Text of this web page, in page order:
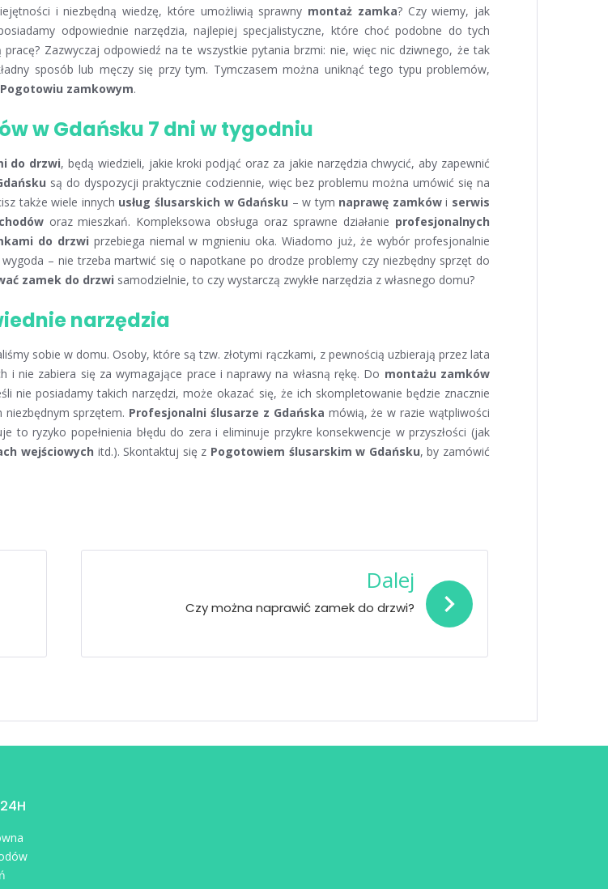
i niezbędną wiedzę, które umożliwią sprawny montaż zamka? Czy wiemy, jak
odpowiednie narzędzia, najlepiej specjalistyczne, które choć podobne do tych
Zazwyczaj odpowiedź na te wszystkie pytania brzmi: nie, więc nic dziwnego, że tak
sposób lub męczy się przy tym. Tymczasem można uniknąć tego typu problemów,
Pogotowiu zamkowym.
w Gdańsku 7 dni w tygodniu
do drzwi, będą wiedzieli, jakie kroki podjąć oraz za jakie narzędzia chwycić, aby zapewnić
są do dyspozycji praktycznie codziennie, więc bez problemu można umówić się na
także wiele innych usług ślusarskich w Gdańsku – w tym naprawę zamkówi serwis
oraz mieszkań. Kompleksowa obsługa oraz sprawne działanie profesjonalnych
do drzwi przebiega niemal w mgnieniu oka. Wiadomo już, że wybór profesjonalnie
– nie trzeba martwić się o napotkane po drodze problemy czy niezbędny sprzęt do
zamek do drzwi samodzielnie, to czy wystarczą zwykłe narzędzia z własnego domu?
narzędzia
sobie w domu. Osoby, które są tzw. złotymi rączkami, z pewnością uzbierają przez lata
nie zabiera się za wymagające prace i naprawy na własną rękę. Do montażu zamków
nie posiadamy takich narzędzi, może okazać się, że ich skompletowanie będzie znacznie
niezbędnym sprzętem. Profesjonalni ślusarze z Gdańska mówią, że w razie wątpliwości
to ryzyko popełnienia błędu do zera i eliminuje przykre konsekwencje w przyszłości (jak
wejściowych itd.). Skontaktuj się z Pogotowiem ślusarskim w Gdańsku, by zamówić
Dalej
Czy można naprawić zamek do drzwi?